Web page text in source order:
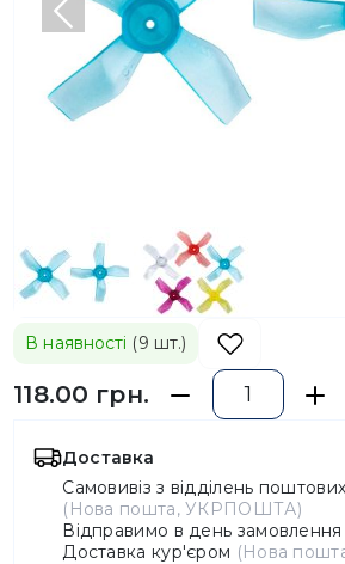
Попередній
В наявності (9 шт.)
118.00 грн.
Доставка
Самовивіз з відділень
(Нова пошта, УКРПОШТА)
Відправимо в день
Доставка кур'єром (Нова